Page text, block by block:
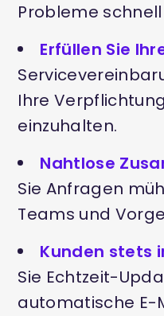
Probleme schnell
Erfüllen Sie
Ihre
einzuhalten.
Nahtlose
Sie Anfragen
Teams und
Kunden stets
Sie Echtzeit-
automatische E-